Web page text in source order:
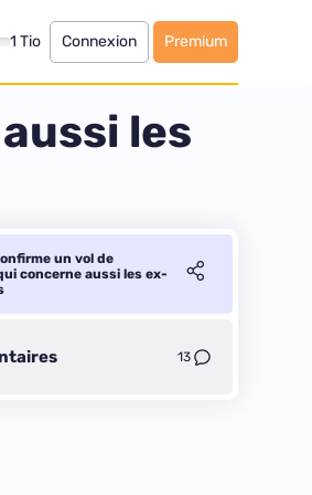
1 Tio Connexion Premium
les
un vol de
concerne aussi les ex-
13